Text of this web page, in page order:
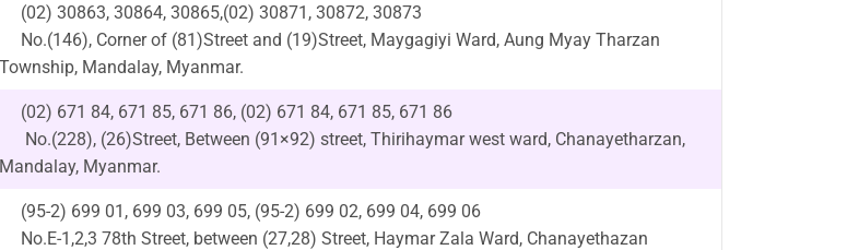
(02) 30863, 30864, 30865,(02) 30871, 30872, 30873
No.(146), Corner of (81)Street and (19)Street, Maygagiyi Ward, Aung Myay Tharzan
Township, Mandalay, Myanmar.
(02) 671 84, 671 85, 671 86, (02) 671 84, 671 85, 671 86
No.(228), (26)Street, Between (91×92) street, Thirihaymar west ward, Chanayetharzan,
Mandalay, Myanmar.
(95-2) 699 01, 699 03, 699 05, (95-2) 699 02, 699 04, 699 06
No.E-1,2,3 78th Street, between (27,28) Street, Haymar Zala Ward, Chanayethazan